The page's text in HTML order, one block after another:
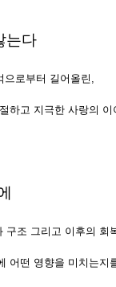
는다
으로부터 길어올린,
하고 지극한 사랑의 이
조 그리고 이후의 회
어떤 영향을 미치는지